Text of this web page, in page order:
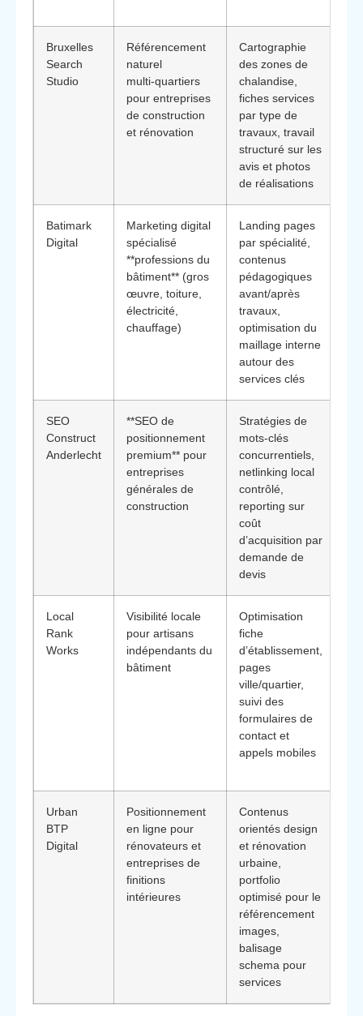
Bruxelles
Search
Studio
Référencement
naturel
multi‑quartiers
pour entreprises
de construction
et rénovation
Cartographie
des zones de
chalandise,
fiches services
par type de
travaux, travail
structuré sur les
avis et photos
de réalisations
Batimark
Digital
Marketing digital
spécialisé
**professions du
bâtiment** (gros
œuvre, toiture,
électricité,
chauffage)
Landing pages
par spécialité,
contenus
pédagogiques
avant/après
travaux,
optimisation du
maillage interne
autour des
services clés
SEO
Construct
Anderlecht
**SEO de
positionnement
premium** pour
entreprises
générales de
construction
Stratégies de
mots‑clés
concurrentiels,
netlinking local
contrôlé,
reporting sur
coût
d’acquisition par
demande de
devis
Local
Rank
Works
Visibilité locale
pour artisans
indépendants du
bâtiment
Optimisation
fiche
d’établissement,
pages
ville/quartier,
suivi des
formulaires de
contact et
appels mobiles
Urban
BTP
Digital
Positionnement
en ligne pour
rénovateurs et
entreprises de
finitions
intérieures
Contenus
orientés design
et rénovation
urbaine,
portfolio
optimisé pour le
référencement
images,
balisage
schema pour
services